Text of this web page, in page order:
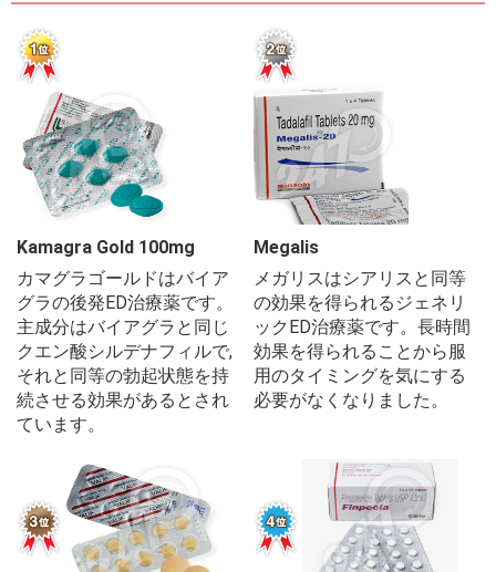
Kamagra Gold 100mg
カマグラゴールドはバイア
グラの後発ED治療薬です。
主成分はバイアグラと同じ
クエン酸シルデナフィルで,
それと同等の勃起状態を持
続させる効果があるとされ
ています。
Megalis
メガリスはシアリスと同等
の効果を得られるジェネリ
ックED治療薬です。長時間
効果を得られることから服
用のタイミングを気にする
必要がなくなりました。